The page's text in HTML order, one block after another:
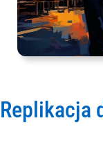
Replikacja